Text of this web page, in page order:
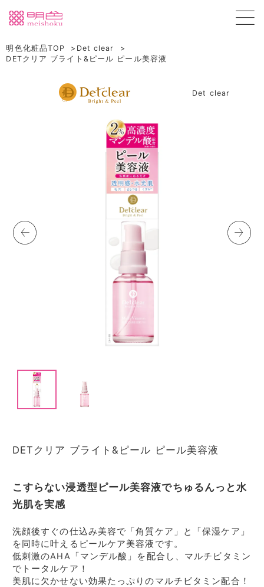
明色化粧品TOP
Det clear
DETクリア ブライト&ピール ピール美容液
Det clear
2
m
f
2
DETクリア ブライト&ピール ピール美容液
こすらない浸透型ピール美容液でちゅるんっと水
光肌を実感
洗顔後すぐの仕込み美容で「角質ケア」と「保湿ケア」
を同時に叶えるピールケア美容液です。
低刺激のAHA「マンデル酸」を配合し、マルチビタミン
でトータルケア！
美肌に欠かせない効果たっぷりのマルチビタミン配合！